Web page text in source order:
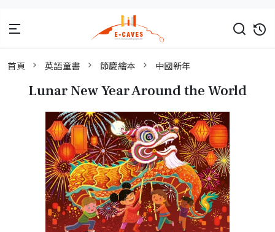
首頁 英語童書 節慶繪本 中國新年
Lunar New Year Around the World